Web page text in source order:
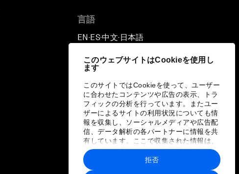
このウェブサイトはCookieを使用し
ます
このサイトではCookieを使って、ユーザー
に合わせたコンテンツや広告の表示、トラ
フィックの分析を行っています。またユー
ザーによるサイトの利用状況についても情
報を収集し、ソーシャルメディアや広告配
信、データ解析の各パートナーに情報を共
有しています。ここで収集された情報は、
ユーザーが各パートナーに提供した他の情
報や各パートナーのサービスを使用した際
に収集された情報と組み合わされ、各パー
拒否
言語
EN ▪ ES▪中文▪ 日本語